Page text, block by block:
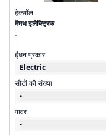
हेक्सॉल
मैमथ इलेक्ट्रिक
-
ईंधन प्रकार
Electric
सीटों की संख्या
-
पावर
-